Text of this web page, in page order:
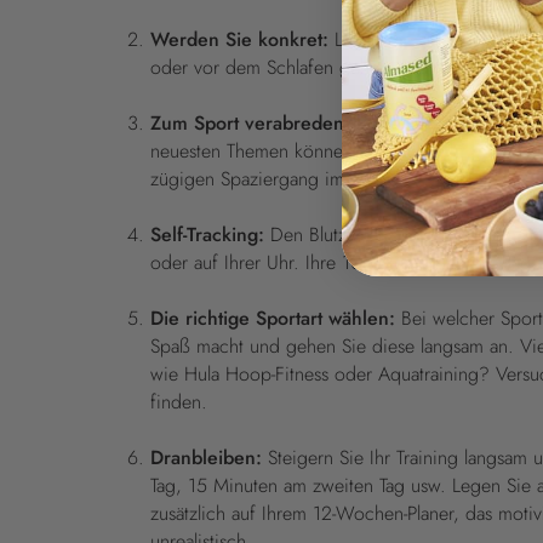
Werden Sie konkret: Legen Sie direkt Zeiten
oder vor dem Schlafen gehen. Dann denken
Zum Sport verabreden:Vielleicht sind Ihre
neuesten Themen können Sie auch sehr gut
zügigen Spaziergang im Wald.
Self-Tracking: Den Blutzuckerspiegel messen
oder auf Ihrer Uhr. Ihre 10.000 Schritte pro
Die richtige Sportart wählen: Bei welcher
Spaß macht und gehen Sie diese langsam an.
wie Hula Hoop-Fitness oder Aquatraining?
finden.
Dranbleiben: Steigern Sie Ihr Training
Tag, 15 Minuten am zweiten Tag usw. Legen
zusätzlich auf Ihrem 12-Wochen-Planer, das